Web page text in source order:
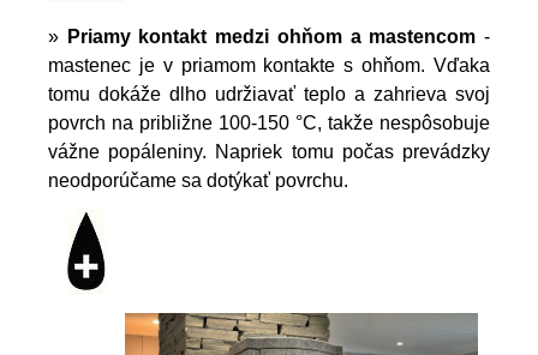
» Priamy kontakt medzi ohňom a mastencom -
mastenec je v priamom kontakte s ohňom. Vďaka
tomu dokáže dlho udržiavať teplo a zahrieva svoj
povrch na približne 100-150 °C, takže nespôsobuje
vážne popáleniny. Napriek tomu počas prevádzky
neodporúčame sa dotýkať povrchu.